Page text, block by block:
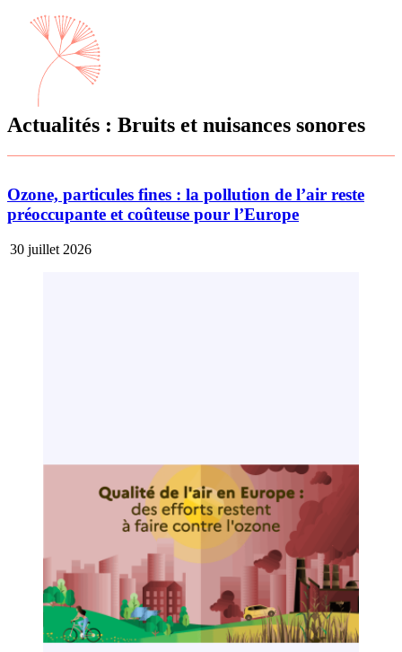
Actualités : Bruits et nuisances sonores
Ozone, particules fines : la pollution de l’air reste
préoccupante et coûteuse pour l’Europe
30 juillet 2026